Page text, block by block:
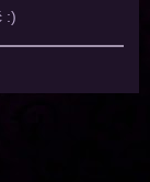
:)